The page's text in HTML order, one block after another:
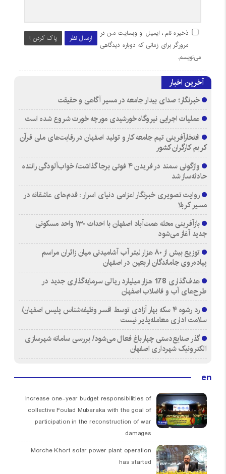
ارسال نظر پاک کردن !
ذخیره نام، ایمیل و وبسایت من در
مرورگر برای زمانی که دوباره دیدگاهی
می‌نویسم.
آخرین اخبار
خبرنگار؛ صدای بیدار جامعه در مسیر آگاهی و حقیقت
عملیات اجرایی نیروگاه خورشیدی مورچه خورت شروع شده است
افتخارآفرینی تیم جامعه کار و تولید اصفهان در رقابت‌های ملی قرآن
کریم کارگران کشور
واژگونی سمند در فریدن ۴ فوتی برجا گذاشت/ خواب‌آلودگی راننده
حادثه‌ساز شد
روایت تصویری خبرنگار اعزامی دنیای اسرار : قدم‌های عاشقانه در
مسیر کربلا
بازآفرینی محله همت‌آباد اصفهان با احداث ۱۳۰ واحد مسکونی
جدید آغاز می‌شود
توزیع بیش از ۸۰ هزار لیتر آب آشامیدنی میان زائران مراسم
پیاده‌روی جاماندگان اربعین در اصفهان
هدف‌گذاری 178 هزار میلیارد ریالی سرمایه‌گذاری جدید در
طرح‌های آب و فاضلاب اصفهان
رد رشوه ۴ سکه بهار آزادی توسط افسر وظیفه‌شناس پلیس اصفهان/
سلامت اداری معامله‌پذیر نیست
گذر صنایع‌دستی چهارباغ فعال می‌شود/ بررسی سامانه شهرسازی
الکترونیک شهرداری اصفهان
en
Increase one-year budget responsibilities of
collective Foulad Mubaraka with the goal of
participation in the reconstruction of war
damages
Morche Khort solar power plant operation
has started